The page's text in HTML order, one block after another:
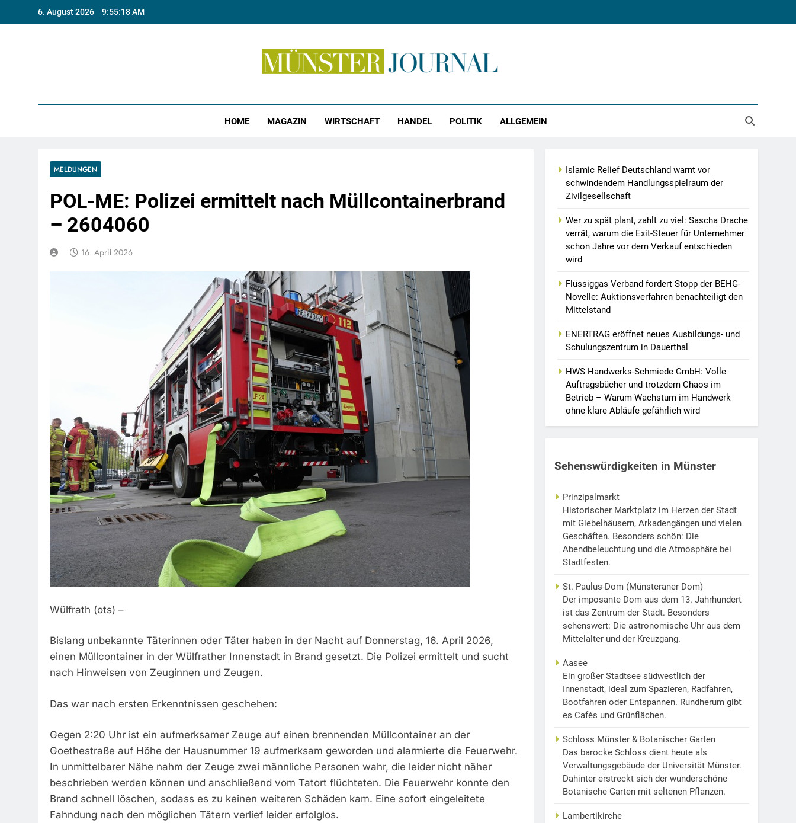
6. August 2026 9:55:19 AM
HOME MAGAZIN WIRTSCHAFT HANDEL POLITIK ALLGEMEIN
MELDUNGEN
POL-ME: Polizei ermittelt nach Müllcontainerbrand
– 2604060
16. April 2026
Wülfrath (ots) –
Bislang unbekannte Täterinnen oder Täter haben in der Nacht auf Donnerstag, 16. April 2026,
einen Müllcontainer in der Wülfrather Innenstadt in Brand gesetzt. Die Polizei ermittelt und sucht
nach Hinweisen von Zeuginnen und Zeugen.
Das war nach ersten Erkenntnissen geschehen:
Gegen 2:20 Uhr ist ein aufmerksamer Zeuge auf einen brennenden Müllcontainer an der
Goethestraße auf Höhe der Hausnummer 19 aufmerksam geworden und alarmierte die Feuerwehr.
In unmittelbarer Nähe nahm der Zeuge zwei männliche Personen wahr, die leider nicht näher
beschrieben werden können und anschließend vom Tatort flüchteten. Die Feuerwehr konnte den
Brand schnell löschen, sodass es zu keinen weiteren Schäden kam. Eine sofort eingeleitete
Fahndung nach den möglichen Tätern verlief leider erfolglos.
Islamic Relief Deutschland warnt vor
schwindendem Handlungsspielraum der
Zivilgesellschaft
Wer zu spät plant, zahlt zu viel: Sascha Drache
verrät, warum die Exit-Steuer für Unternehmer
schon Jahre vor dem Verkauf entschieden
wird
Flüssiggas Verband fordert Stopp der BEHG-
Novelle: Auktionsverfahren benachteiligt den
Mittelstand
ENERTRAG eröffnet neues Ausbildungs- und
Schulungszentrum in Dauerthal
HWS Handwerks-Schmiede GmbH: Volle
Auftragsbücher und trotzdem Chaos im
Betrieb – Warum Wachstum im Handwerk
ohne klare Abläufe gefährlich wird
Sehenswürdigkeiten in Münster
Prinzipalmarkt
Historischer Marktplatz im Herzen der Stadt
mit Giebelhäusern, Arkadengängen und vielen
Geschäften. Besonders schön: Die
Abendbeleuchtung und die Atmosphäre bei
Stadtfesten.
St. Paulus-Dom (Münsteraner Dom)
Der imposante Dom aus dem 13. Jahrhundert
ist das Zentrum der Stadt. Besonders
sehenswert: Die astronomische Uhr aus dem
Mittelalter und der Kreuzgang.
Aasee
Ein großer Stadtsee südwestlich der
Innenstadt, ideal zum Spazieren, Radfahren,
Bootfahren oder Entspannen. Rundherum gibt
es Cafés und Grünflächen.
Schloss Münster & Botanischer Garten
Das barocke Schloss dient heute als
Verwaltungsgebäude der Universität Münster.
Dahinter erstreckt sich der wunderschöne
Botanische Garten mit seltenen Pflanzen.
Lambertikirche